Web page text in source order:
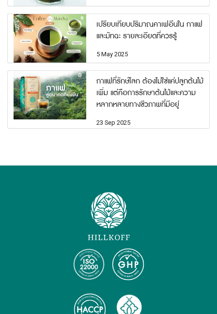
เปรียบเทียบปริมาณคาเฟอีนใน กาแฟ
และมัทฉะ รายละเอียดที่ควรรู้
5 May 2025
กาแฟที่รักษ์โลก ต้องไม่ใช่แค่ปลูกต้นไม้
เพิ่ม แต่คือการรักษาต้นไม้และความ
หลากหลายทางชีวภาพที่มีอยู่
23 Sep 2025